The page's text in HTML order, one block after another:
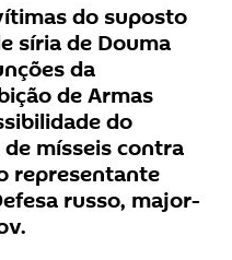
do suposto
síria de Douma
da
de Armas
do
mísseis contra
representante
russo, major-